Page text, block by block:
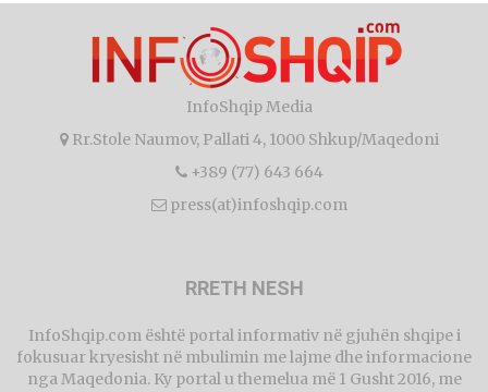
InfoShqip Media
Rr.Stole Naumov, Pallati 4, 1000 Shkup/Maqedoni
+389 (77) 643 664
press(at)infoshqip.com
RRETH NESH
InfoShqip.com është portal informativ në gjuhën shqipe i
fokusuar kryesisht në mbulimin me lajme dhe informacione
nga Maqedonia. Ky portal u themelua më 1 Gusht 2016, me